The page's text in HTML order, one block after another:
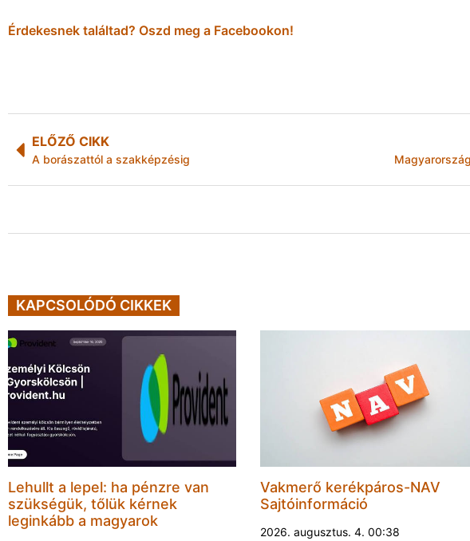
Érdekesnek találtad? Oszd meg a Facebookon!
ELŐZŐ CIKK
A borászattól a szakképzésig
KAPCSOLÓDÓ CIKKEK
Lehullt a lepel: ha pénzre van
szükségük, tőlük kérnek
leginkább a magyarok
Vakmerő kerékpáros-NAV
Sajtóinformáció
2026. augusztus. 4. 00:38